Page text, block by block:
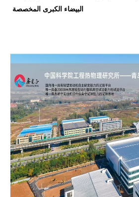
البيضاء الكبرى المخصصة